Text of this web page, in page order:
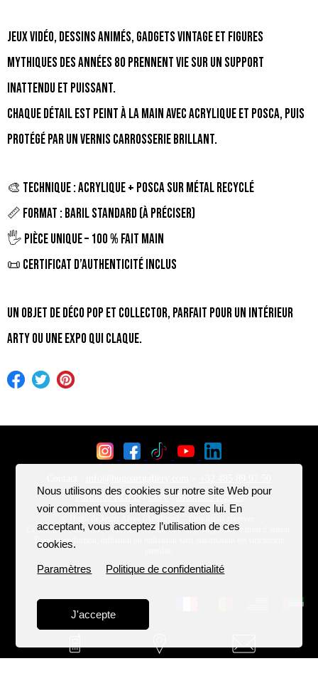
Jeux vidéo, dessins animés, gadgets vintage et figures
mythiques des années 80 prennent vie sur un support
inattendu et puissant.
Chaque détail est peint à la main avec acrylique et Posca, puis
protégé par un vernis carrosserie brillant.
🎨 Technique : Acrylique + Posca sur métal recyclé
📏 Format : Baril standard (à préciser)
🖐️ Pièce unique – 100 % fait main
📜 Certificat d’authenticité inclus
Un objet de déco pop et collector, parfait pour un intérieur
arty ou une expo qui claque.
Nous utilisons des cookies sur notre site Web pour
voir comment vous interagissez avec lui. En
acceptant, vous acceptez l’utilisation de ces
cookies.
Paramètres Politique de confidentialité
J'accepte